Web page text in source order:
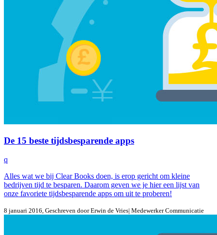
De 15 beste tijdsbesparende apps
q
Alles wat we bij Clear Books doen, is erop gericht om kleine
bedrijven tijd te besparen. Daarom geven we je hier een lijst van
onze favoriete tijdsbesparende apps om uit te proberen!
8 januari 2016 , Geschreven doorErwin de Vries| Medewerker Communicatie